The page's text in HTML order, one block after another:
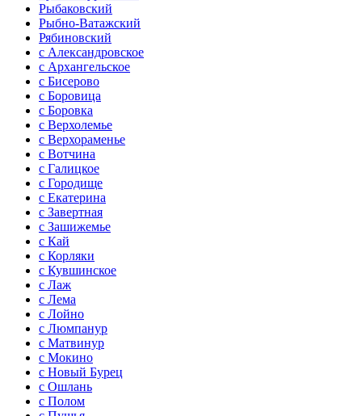
Рыбаковский
Рыбно-Ватажский
Рябиновский
с Александровское
с Архангельское
с Бисерово
с Боровица
с Боровка
с Верхолемье
с Верхораменье
с Вотчина
с Галицкое
с Городище
с Екатерина
с Завертная
с Зашижемье
с Кай
с Корляки
с Кувшинское
с Лаж
с Лема
с Лойно
с Люмпанур
с Матвинур
с Мокино
с Новый Бурец
с Ошлань
с Полом